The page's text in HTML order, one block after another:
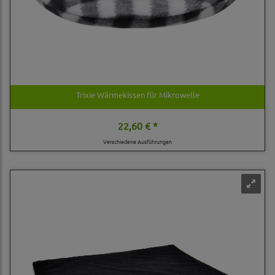
Trixie Wärmekissen für Mikrowelle
22,60 € *
Verschiedene Ausführungen